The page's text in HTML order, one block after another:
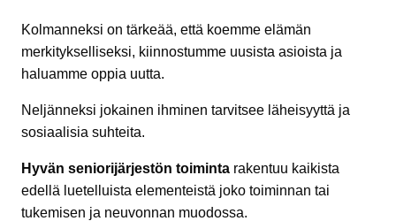
Kolmanneksi on tärkeää, että koemme elämän
merkitykselliseksi, kiinnostumme uusista asioista ja
haluamme oppia uutta.
Neljänneksi jokainen ihminen tarvitsee läheisyyttä ja
sosiaalisia suhteita.
Hyvän seniorijärjestön toiminta rakentuu kaikista
edellä luetelluista elementeistä joko toiminnan tai
tukemisen ja neuvonnan muodossa.